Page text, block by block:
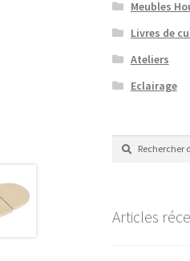
Meubles
Livres de
Ateliers
Eclairage
Recherche
Recherche
Articles